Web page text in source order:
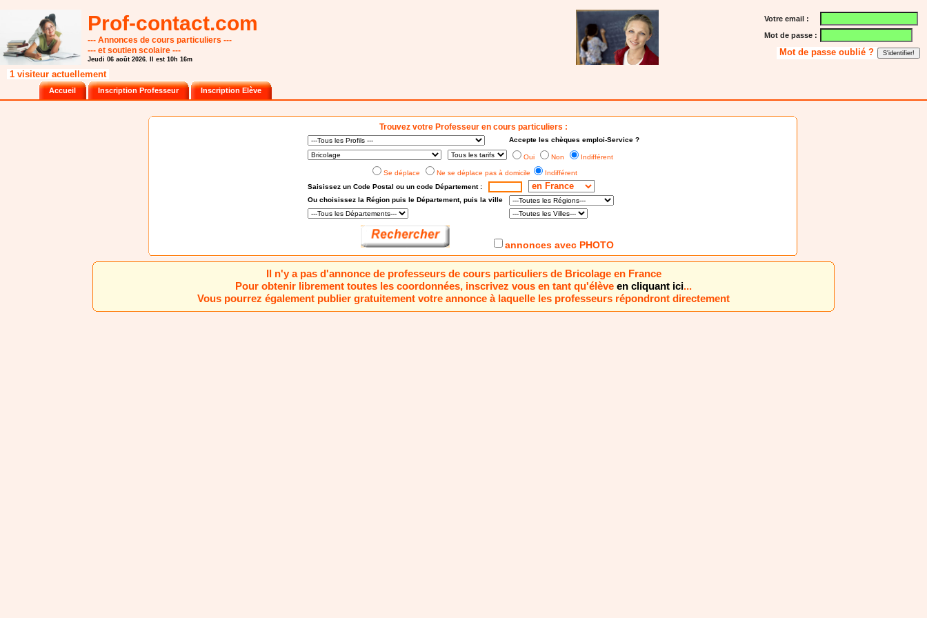
Prof-contact.com
--- Annonces de cours particuliers ---
--- et soutien scolaire ---
Jeudi 06 août 2026. Il est 10h 16m
Votre email :
Mot de passe :
Mot de passe oublié ?
1 visiteur actuellement
Accueil Inscription Professeur Inscription Elève
Trouvez votre Professeur en cours particuliers :
Accepte les chèques emploi-Service ?
Oui Non Indifférent
Se déplace Ne se déplace pas à domicile
Indifférent
Saisissez un Code Postal ou un code Département :
Ou choisissez la Région puis le Département, puis la ville
annonces avec PHOTO
Il n'y a pas d'annonce de professeurs de cours particuliers de Bricolage en France
Pour obtenir librement toutes les coordonnées, inscrivez vous en tant qu'élève en cliquant ici...
Vous pourrez également publier gratuitement votre annonce à laquelle les professeurs répondront directement